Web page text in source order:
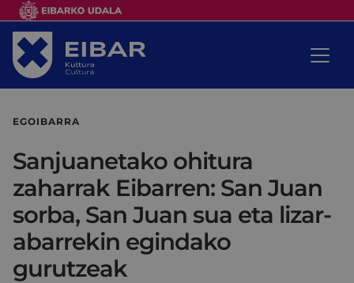
EGOIBARRA
Sanjuanetako ohitura
zaharrak Eibarren: San Juan
sorba, San Juan sua eta lizar-
abarrekin egindako
gurutzeak